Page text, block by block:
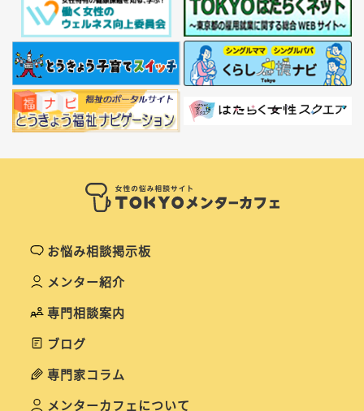
お悩み相談掲示板
メンター紹介
専門相談案内
ブログ
専門家コラム
メンターカフェについて